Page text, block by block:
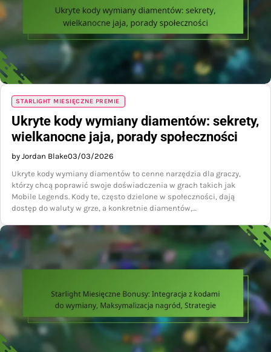
STARLIGHT MIESIĘCZNE PREMIE
Ukryte kody wymiany diamentów: sekrety,
wielkanocne jaja, porady społeczności
by Jordan Blake03/03/2026
Ukryte kody wymiany diamentów to cenne narzędzia dla graczy,
którzy chcą poprawić swoje doświadczenia w grach takich jak
Mobile Legends. Kody te, często dzielone w społeczności, dają
dostęp do waluty w grze, a konkretnie diamentów,…